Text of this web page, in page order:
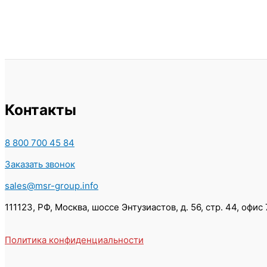
Контакты
8 800 700 45 84
Заказать звонок
sales@msr-group.info
111123, РФ, Москва, шоссе Энтузиастов, д. 56, стр. 44, офис
Политика конфиденциальности